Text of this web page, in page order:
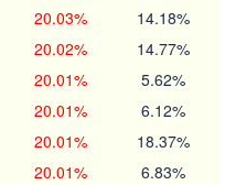
20.03% 14.18%
20.02% 14.77%
20.01% 5.62%
20.01% 6.12%
20.01% 18.37%
20.01% 6.83%